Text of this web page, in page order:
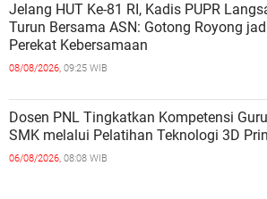
Jelang HUT Ke-81 RI, Kadis PUPR
Turun Bersama ASN: Gotong Royong
Perekat Kebersamaan
08/08/2026, 09:25 WIB
Dosen PNL Tingkatkan Kompetensi Guru
SMK melalui Pelatihan Teknologi 3D
06/08/2026, 08:08 WIB